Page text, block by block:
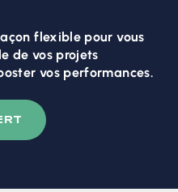
flexible pour vous
de vos projets
vos performances.